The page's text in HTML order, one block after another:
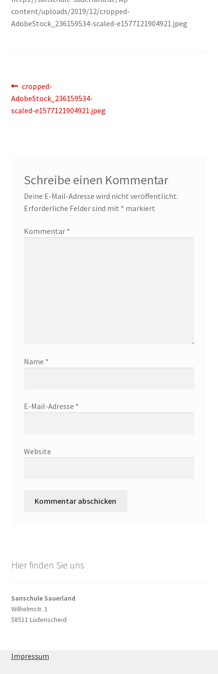
content/uploads/2019/12/cropped-
AdobeStock_236159534-scaled-e1577121904921.jpeg
Beitragsnavigation
Vorheriger
Beitrag:
cropped-
AdobeStock_236159534-
scaled-e1577121904921.jpeg
Schreibe einen Kommentar
Deine E-Mail-Adresse wird nicht veröffentlicht.
Erforderliche Felder sind mit * markiert
Kommentar *
Name *
E-Mail-Adresse *
Website
Hier finden Sie uns
Sanschule Sauerland
Wilhelmstr. 1
58511 Lüdenscheid
Impressum